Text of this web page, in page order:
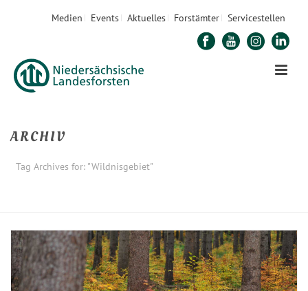
Medien Events Aktuelles Forstämter Servicestellen
ARCHIV
Tag Archives for: "Wildnisgebiet"